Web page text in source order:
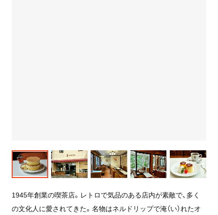
1945年創業の喫茶店。レトロで気品のある店内が素敵で、多く
の文化人に愛されてきた。名物はネルドリップで淹（い）れたオ